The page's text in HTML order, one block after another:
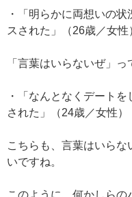
・「明らかに両想いの
スされた」（26歳／女性
「言葉はいらないぜ」
・「なんとなくデート
された」（24歳／女性）
こちらも、言葉はいら
いですね。